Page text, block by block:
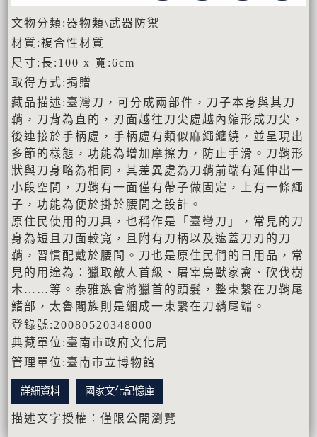
文物分類:器物類\武器防禦
材質:複合性材質
尺寸:長:100 x 寬:6cm
取得方式:捐贈
藏品描述:臺灣刀，可分成兩部件，刀子本身與其刀
鞘，刀背為直的，刃面越往刀尖處越內縮形成刀尖，
後連接於手柄處，手柄處有類似麻繩纏繞，並呈現出
多節的樣態，功能為增加摩擦力，防止手滑。刀鞘形
狀與刀身略為相同，其差異處為刀鞘前端有延伸出一
小段空間，刀鞘有一面僅有帶子做固定，上有一條繩
子，功能為便於掛於腰間之設計。
原住民使用的刀具，也稱作是「臺彎刀」，常見的刀
身為短且刀面較寬，且附有刀柄以及遮蓋刀刃的刀
鞘，習慣配戴於腰間。刀也是原住民們的日用品，常
見的用途為：獵取敵人首級、屠宰鳥獸家禽、砍伐樹
木……等。泰雅族會將獵首的頭髮，整束繫在刀鞘尾
鰭部，太魯閣族則是綑成一束繫在刀鞘尾端。
登錄號:20080520348000
典藏單位:臺南市政府文化局
管理單位:臺南市立博物館
詳細資料 國家文化記憶庫
描述文字授權：僅限公開瀏覽